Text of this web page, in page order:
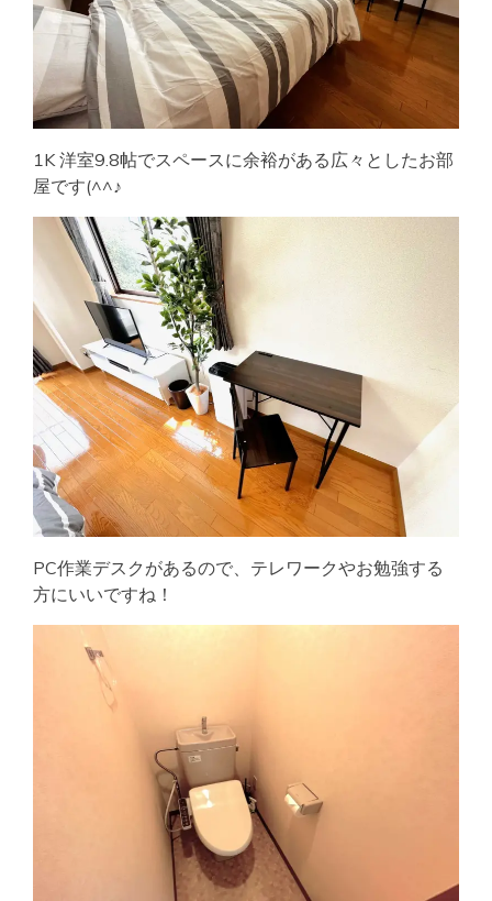
1K 洋室9.8帖でスペースに余裕がある広々としたお部
屋です(^^♪
PC作業デスクがあるので、テレワークやお勉強する
方にいいですね！